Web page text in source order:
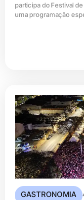
participa do Festival
uma programação
GASTRONOMIA